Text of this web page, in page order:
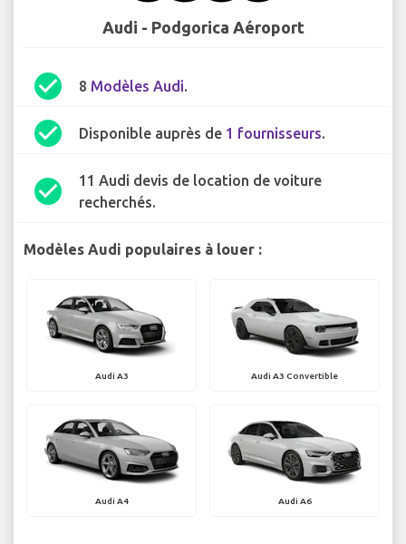
Audi - Podgorica Aéroport
check_circle 8 Modèles Audi.
check_circle Disponible auprès de 1 fournisseurs.
check_circle
11 Audi devis de location de voiture
recherchés.
Modèles Audi populaires à louer :
Audi A3 Audi A3 Convertible
Audi A4 Audi A6